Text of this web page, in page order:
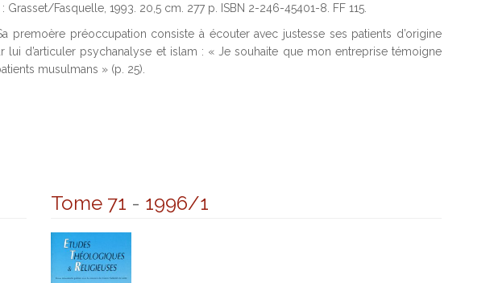
: Grasset/Fasquelle, 1993. 20,5 cm. 277 p. ISBN 2-246-45401-8. FF 115.
premoère préoccupation consiste à écouter avec justesse ses patients d’origine
d’articuler psychanalyse et islam : « Je souhaite que mon entreprise témoigne
musulmans » (p. 25).
Tome 71 - 1996/1